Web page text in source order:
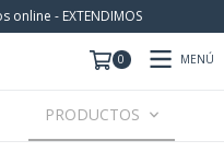
online - EXTENDIMOS
0 MENÚ
PRODUCTOS